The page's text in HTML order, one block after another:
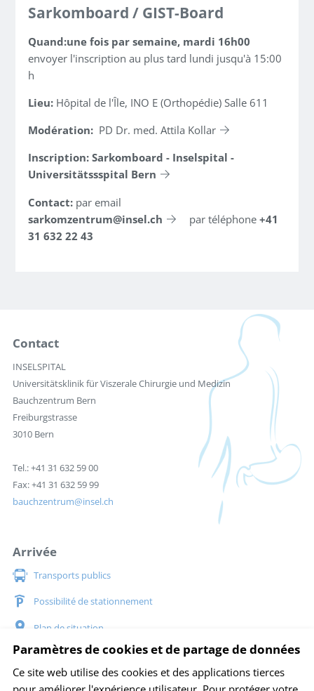
Sarkomboard / GIST-Board
Quand:une fois par semaine, mardi 16h00
envoyer l'inscription au plus tard lundi jusqu'à 15:00
h
Lieu: Hôpital de l'Île, INO E (Orthopédie) Salle 611
Modération: PD Dr. med. Attila Kollar
Inscription: Sarkomboard - Inselspital -
Universitätssspital Bern
Contact: par email
sarkomzentrum
insel.ch par téléphone +41
31 632 22 43
Contact
INSELSPITAL
Universitätsklinik für Viszerale Chirurgie und Medizin
Bauchzentrum Bern
Freiburgstrasse
3010 Bern
Tel.: +41 31 632 59 00
Fax: +41 31 632 59 99
bauchzentrum
insel.ch
Arrivée
Transports publics
Possibilité de stationnement
Plan de situation
Social Media
Paramètres de cookies et de partage de données
Ce site web utilise des cookies et des applications tierces